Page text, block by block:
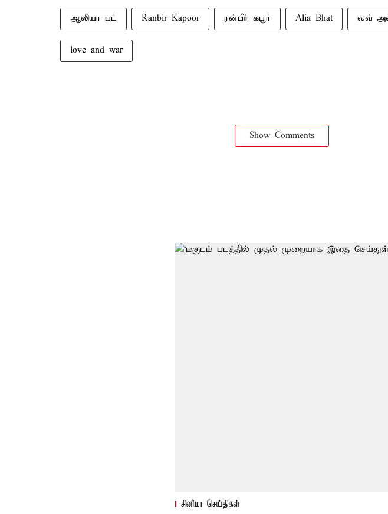
ஆலியா பட் Ranbir Kapoor ரன்பீர் கபூர் Alia Bhat லவ்
love and war
Show Comments
சினிமா செய்திகள்